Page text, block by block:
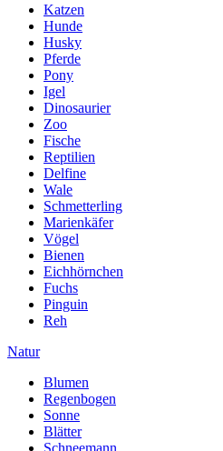
Katzen
Hunde
Husky
Pferde
Pony
Igel
Dinosaurier
Zoo
Fische
Reptilien
Delfine
Wale
Schmetterling
Marienkäfer
Vögel
Bienen
Eichhörnchen
Fuchs
Pinguin
Reh
Natur
Blumen
Regenbogen
Sonne
Blätter
Schneemann